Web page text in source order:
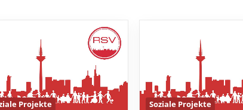
Projekte Soziale Projekte